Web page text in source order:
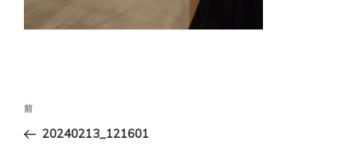
投
ナ
前
の
前
20240213_121601